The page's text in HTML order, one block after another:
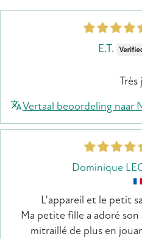
E.T.
Très
Vertaal beoordeling naar
Dominique
L'appareil et le petit
Ma petite fille a adoré
mitraillé de plus en